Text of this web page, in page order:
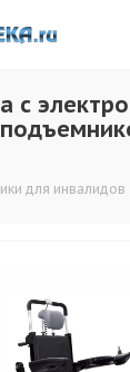
с
для инвалидов